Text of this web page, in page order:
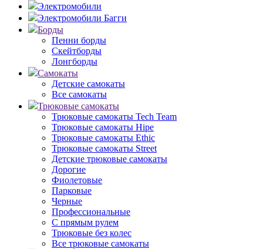
Электромобили
Электромобили Багги
Борды
Пенни борды
Скейтборды
Лонгборды
Самокаты
Детские самокаты
Все самокаты
Трюковые самокаты
Трюковые самокаты Tech Team
Трюковые самокаты Hipe
Трюковые самокаты Ethic
Трюковые самокаты Street
Детские трюковые самокаты
Дорогие
Фиолетовые
Парковые
Черные
Профессиональные
С прямым рулем
Трюковые без колес
Все трюковые самокаты